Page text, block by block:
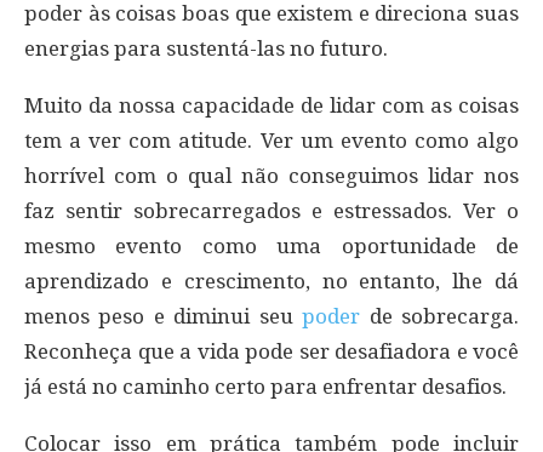
poder às coisas boas que existem e direciona suas
energias para sustentá-las no futuro.
Muito da nossa capacidade de lidar com as coisas
tem a ver com atitude. Ver um evento como algo
horrível com o qual não conseguimos lidar nos
faz sentir sobrecarregados e estressados. Ver o
mesmo evento como uma oportunidade de
aprendizado e crescimento, no entanto, lhe dá
menos peso e diminui seupoder de sobrecarga.
Reconheça que a vida pode ser desafiadora e você
já está no caminho certo para enfrentar desafios.
Colocar isso em prática também pode incluir